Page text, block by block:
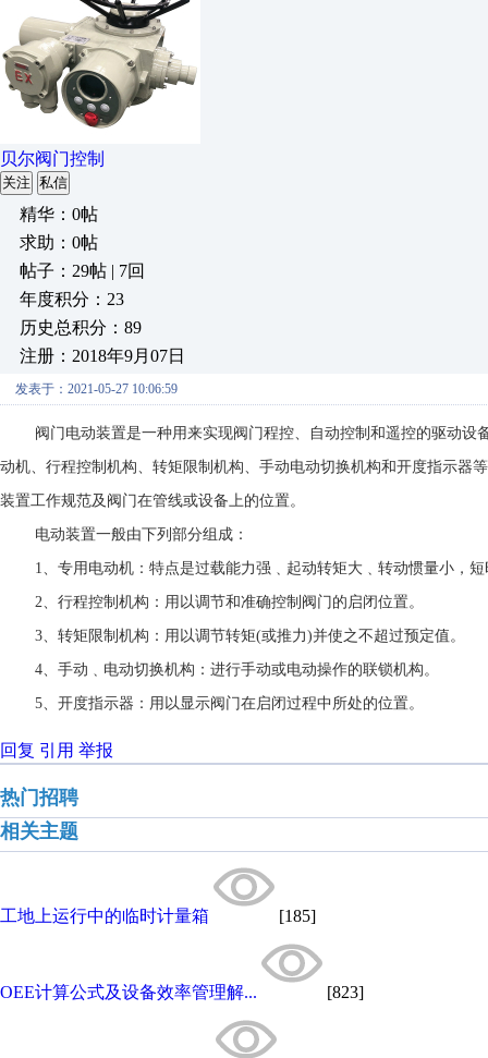
贝尔阀门控制
关注 私信
精华：0帖
求助：0帖
帖子：29帖 | 7回
年度积分：23
历史总积分：89
注册：2018年9月07日
发表于：2021-05-27 10:06:59
阀门电动装置是一种用来实现阀门程控、自动控制和遥控的驱动
动机、行程控制机构、转矩限制机构、手动电动切换机构和开度指示器
装置工作规范及阀门在管线或设备上的位置。
电动装置一般由下列部分组成：
1、专用电动机：特点是过载能力强﹑起动转矩大﹑转动惯量小，
2、行程控制机构：用以调节和准确控制阀门的启闭位置。
3、转矩限制机构：用以调节转矩(或推力)并使之不超过预定值。
4、手动﹑电动切换机构：进行手动或电动操作的联锁机构。
5、开度指示器：用以显示阀门在启闭过程中所处的位置。
回复 引用 举报
热门招聘
相关主题
工地上运行中的临时计量箱 [185]
OEE计算公式及设备效率管理解... [823]